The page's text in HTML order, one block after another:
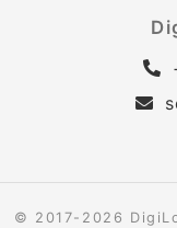
© 2017-2026